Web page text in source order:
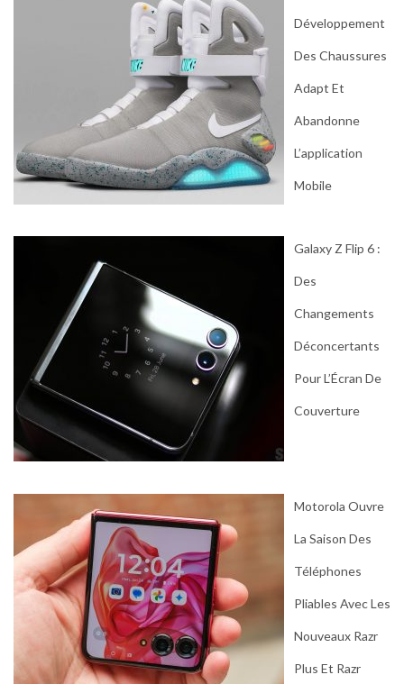
Développement
Des Chaussures
Adapt Et
Abandonne
L’application
Mobile
Galaxy Z Flip 6 :
Des
Changements
Déconcertants
Pour L’Écran De
Couverture
Motorola Ouvre
La Saison Des
Téléphones
Pliables Avec Les
Nouveaux Razr
Plus Et Razr